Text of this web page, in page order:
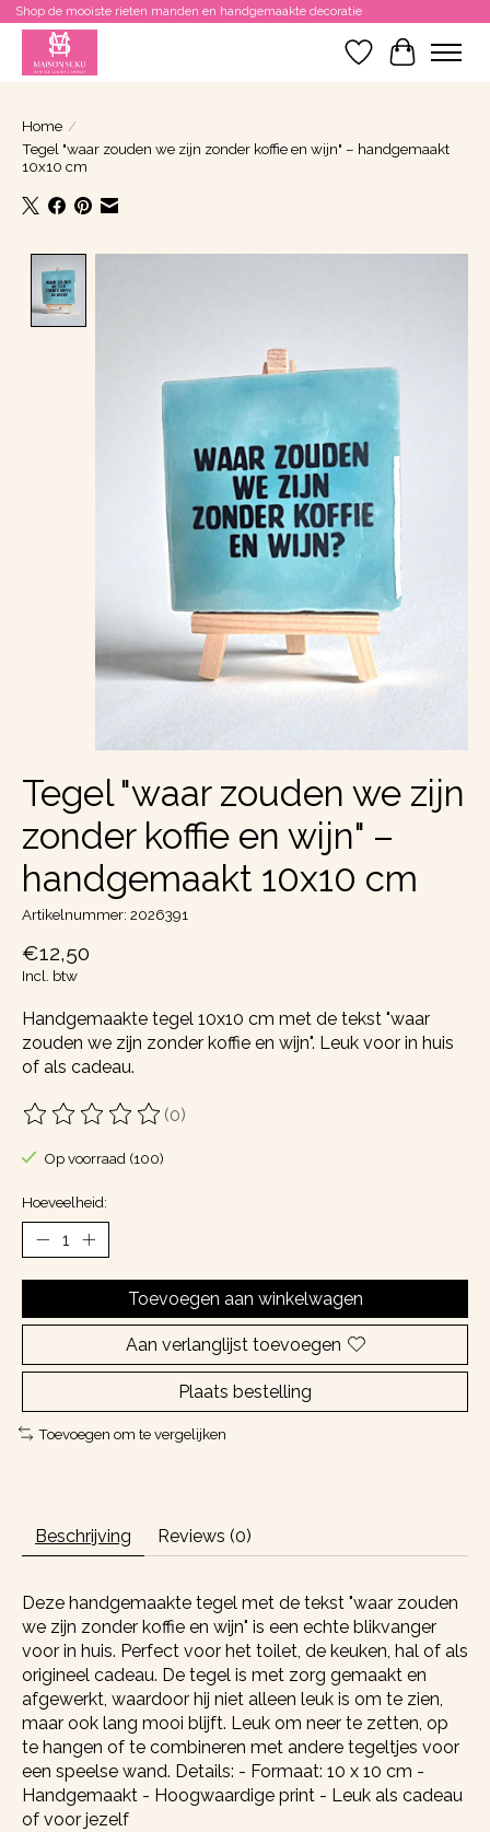
Shop de mooiste rieten manden en handgemaakte decoratie
Verlanglijst
Home /
Tegel "waar zouden we zijn zonder koffie en wijn" – handgemaakt
10x10 cm
Tegel "waar zouden we zijn
zonder koffie en wijn" –
handgemaakt 10x10 cm
Artikelnummer: 2026391
€12,50
Incl. btw
Handgemaakte tegel 10x10 cm met de tekst "waar
zouden we zijn zonder koffie en wijn". Leuk voor in huis
of als cadeau.
De beoordeling van dit product is
(0)
Op voorraad (100)
Hoeveelheid:
Toevoegen aan winkelwagen
Aan verlanglijst toevoegen
Plaats bestelling
Toevoegen om te vergelijken
Beschrijving Reviews (0)
Deze handgemaakte tegel met de tekst "waar zouden
we zijn zonder koffie en wijn" is een echte blikvanger
voor in huis. Perfect voor het toilet, de keuken, hal of als
origineel cadeau. De tegel is met zorg gemaakt en
afgewerkt, waardoor hij niet alleen leuk is om te zien,
maar ook lang mooi blijft. Leuk om neer te zetten, op
te hangen of te combineren met andere tegeltjes voor
een speelse wand. Details: - Formaat: 10 x 10 cm -
Handgemaakt - Hoogwaardige print - Leuk als cadeau
of voor jezelf